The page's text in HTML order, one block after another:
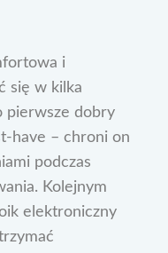
i
się w kilka
pierwsze dobry
have – chroni on
podczas
Kolejnym
elektroniczny